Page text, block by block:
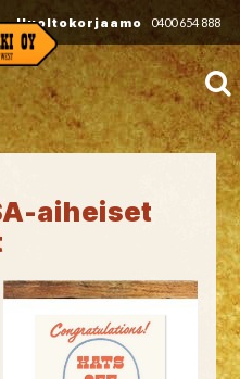
Huoltokorjaamo 0400 654 888
aiheiset